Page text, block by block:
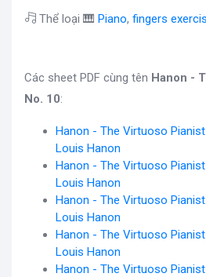
Thể loại 🎹 Piano, fingers
Các sheet PDF cùng tên Hanon -
No. 10:
Hanon - The Virtuoso
Louis Hanon
Hanon - The Virtuoso
Louis Hanon
Hanon - The Virtuoso
Louis Hanon
Hanon - The Virtuoso
Louis Hanon
Hanon - The Virtuoso